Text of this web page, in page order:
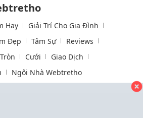
Hay
Giải Trí Cho Gia Đình
Đẹp Tâm Sự
Reviews
Cưới
Giao Dịch
Ngôi Nhà Webtretho